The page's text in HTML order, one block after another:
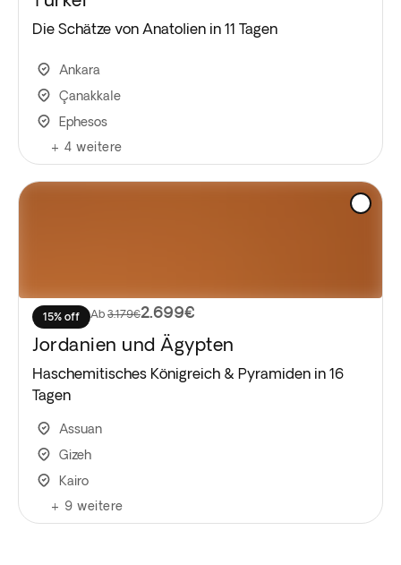
Die Schätze von Anatolien in 11 Tagen
Ankara
Çanakkale
Ephesos
+ 4 weitere
15% off Ab 3.179€2.699€
Jordanien und Ägypten
Haschemitisches Königreich & Pyramiden in 16
Tagen
Assuan
Gizeh
Kairo
+ 9 weitere